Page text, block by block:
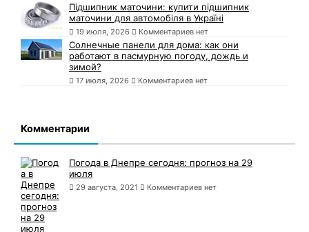
Підшипник маточини: купити підшипник
маточини для автомобіля в Україні
19 июля, 2026 Комментариев нет
Солнечные панели для дома: как они
работают в пасмурную погоду, дождь и
зимой?
17 июля, 2026 Комментариев нет
Комментарии
Погода в Днепре сегодня: прогноз на 29
июля
29 августа, 2021 Комментариев нет